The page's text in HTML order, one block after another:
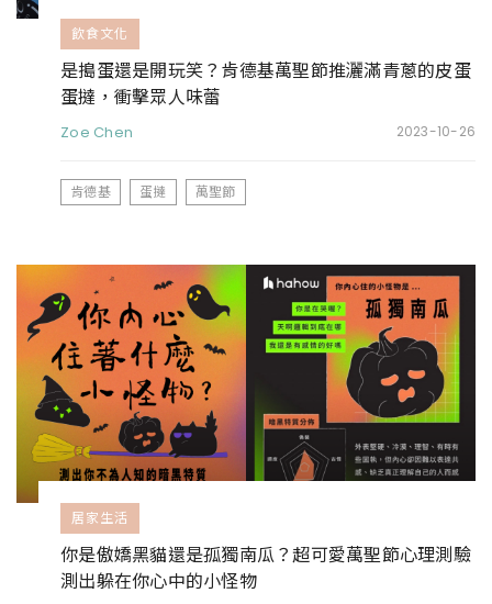
飲食文化
是搗蛋還是開玩笑？肯德基萬聖節推灑滿青蔥的皮蛋
蛋撻，衝擊眾人味蕾
Zoe Chen 2023-10-26
肯德基 蛋撻 萬聖節
居家生活
你是傲嬌黑貓還是孤獨南瓜？超可愛萬聖節心理測驗
測出躲在你心中的小怪物